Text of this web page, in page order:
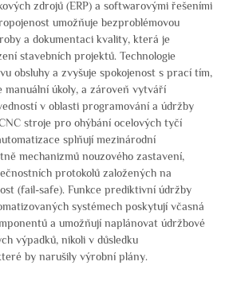
zdrojů (ERP) a softwarovými řešeními
umožňuje bezproblémovou
a dokumentaci kvality, která je
stavebních projektů. Technologie
obsluhy a zvyšuje spokojenost s prací tím,
manuální úkoly, a zároveň vytváří
v oblasti programování a údržby
stroje pro ohýbání ocelových tyčí
splňují mezinárodní
mechanizmů nouzového zastavení,
protokolů založených na
(fail-safe). Funkce prediktivní údržby
systémech poskytují včasná
a umožňují naplánovat údržbové
výpadků, nikoli v důsledku
by narušily výrobní plány.